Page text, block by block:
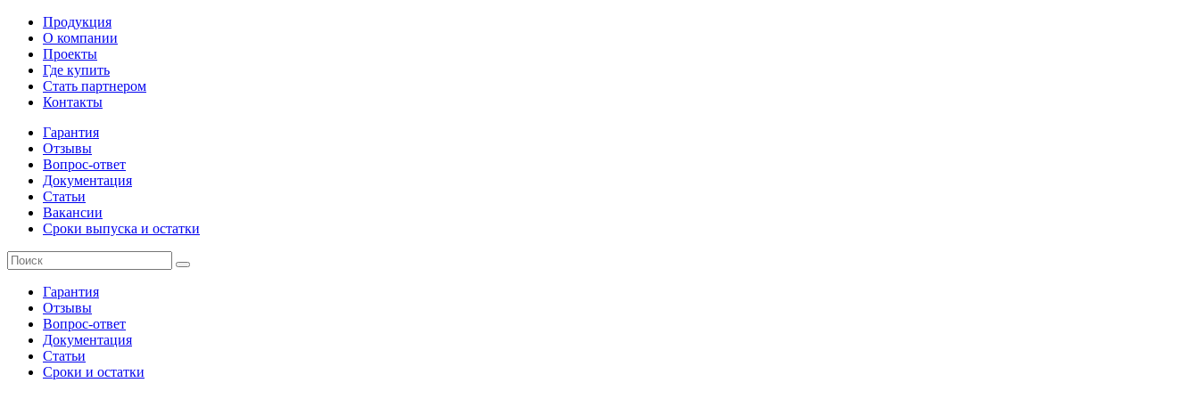
Продукция
О компании
Проекты
Где купить
Стать партнером
Контакты
Гарантия
Отзывы
Вопрос-ответ
Документация
Статьи
Вакансии
Сроки выпуска и остатки
Гарантия
Отзывы
Вопрос-ответ
Документация
Статьи
Сроки и остатки